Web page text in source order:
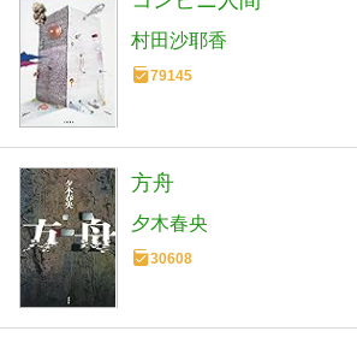
村田沙耶香
79145
方舟
夕木春央
30608